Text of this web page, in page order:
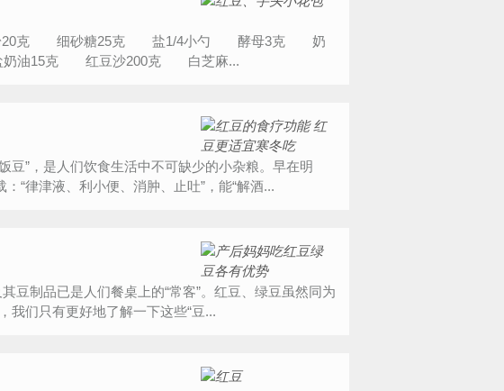
克 细砂糖25克 盐1/4小勺 酵母3克 奶
油15克 红豆沙200克 白芝麻...
”，是人们饮食生活中不可缺少的小杂粮。早在明
“律津液、利小便、消肿、止吐”，能“解酒...
豆制品已是人们餐桌上的“常客”。红豆、绿豆虽然同为
我们只有更好地了解一下这些“豆...